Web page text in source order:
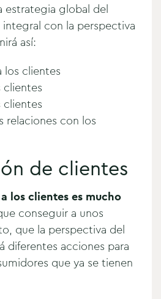
estrategia global del
con la perspectiva
así:
los clientes
clientes
clientes
relaciones con los
de clientes
los clientes es mucho
conseguir a unos
que la perspectiva del
diferentes acciones para
que ya se tienen